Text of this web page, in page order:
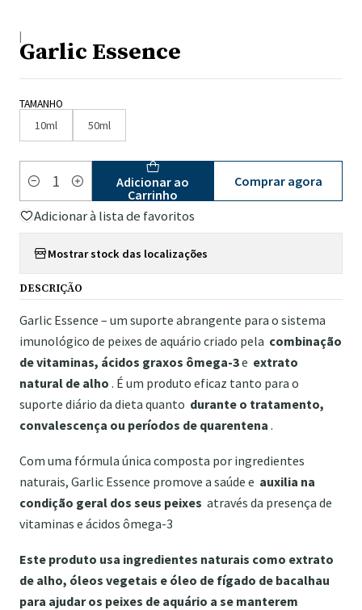
|
Garlic Essence
TAMANHO
10ml 50ml
Quantidade
Adicionar ao
Carrinho
Comprar agora
Adicionar à lista de favoritos
Mostrar stock das localizações
DESCRIÇÃO
Garlic Essence – um suporte abrangente para o sistema
imunológico de peixes de aquário criado pela combinação
de vitaminas, ácidos graxos ômega-3e extrato
natural de alho . É um produto eficaz tanto para o
suporte diário da dieta quanto durante o tratamento,
convalescença ou períodos de quarentena .
Com uma fórmula única composta por ingredientes
naturais, Garlic Essence promove a saúde e auxilia na
condição geral dos seus peixes através da presença de
vitaminas e ácidos ômega-3
Este produto usa ingredientes naturais como extrato
de alho, óleos vegetais e óleo de fígado de bacalhau
para ajudar os peixes de aquário a se manterem